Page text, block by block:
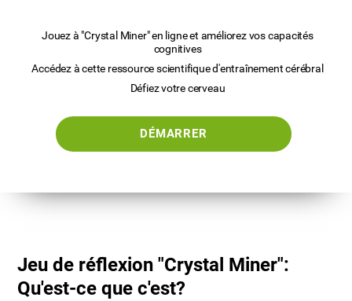
Jouez à "Crystal Miner" en ligne et améliorez vos capacités
cognitives
Accédez à cette ressource scientifique d'entraînement cérébral
Défiez votre cerveau
DÉMARRER
Jeu de réflexion "Crystal Miner":
Qu'est-ce que c'est?